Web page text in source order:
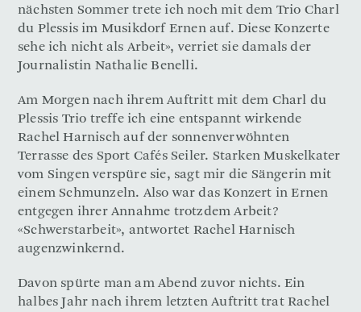
nächsten Sommer trete ich noch mit dem Trio Charl
du Plessis im Musikdorf Ernen auf. Diese Konzerte
sehe ich nicht als Arbeit», verriet sie damals der
Journalistin Nathalie Benelli.
Am Morgen nach ihrem Auftritt mit dem Charl du
Plessis Trio treffe ich eine entspannt wirkende
Rachel Harnisch auf der sonnenverwöhnten
Terrasse des Sport Cafés Seiler. Starken Muskelkater
vom Singen verspüre sie, sagt mir die Sängerin mit
einem Schmunzeln. Also war das Konzert in Ernen
entgegen ihrer Annahme trotzdem Arbeit?
«Schwerstarbeit», antwortet Rachel Harnisch
augenzwinkernd.
Davon spürte man am Abend zuvor nichts. Ein
halbes Jahr nach ihrem letzten Auftritt trat Rachel